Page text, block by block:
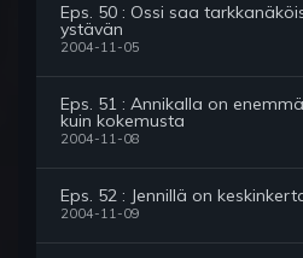
Eps. 50 : Ossi saa
ystävän
2004-11-05
Eps. 51 : Annikalla on
kuin kokemusta
2004-11-08
Eps. 52 : Jennillä on
2004-11-09